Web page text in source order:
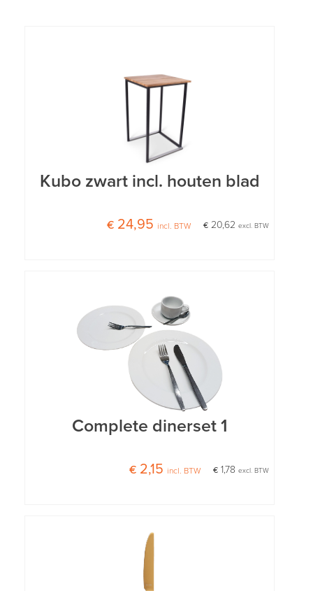
Kubo zwart incl. houten blad
€ 20,62excl. BTW
€ 24,95 incl. BTW
Complete dinerset 1
€ 1,78excl. BTW
€ 2,15 incl. BTW